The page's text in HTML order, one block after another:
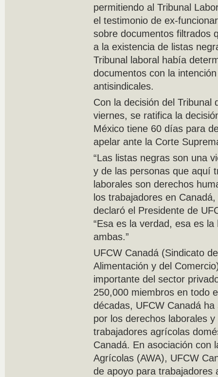
permitiendo al Tribunal
el testimonio de ex-
sobre documentos filtrados
a la existencia de listas
Tribunal laboral había
documentos con la
antisindicales.
Con la decisión del Tribunal
viernes, se ratifica la
México tiene 60 días para
apelar ante la Corte
“Las listas negras son una
y de las personas que aquí
laborales son derechos
los trabajadores en
declaró el Presidente de
“Esa es la verdad, esa es
ambas.”
UFCW Canadá (Sindicato
Alimentación y del
importante del sector
250,000 miembros en todo
décadas, UFCW Canadá
por los derechos laborales
trabajadores agrícolas
Canadá. En asociación con
Agrícolas (AWA), UFCW
de apoyo para